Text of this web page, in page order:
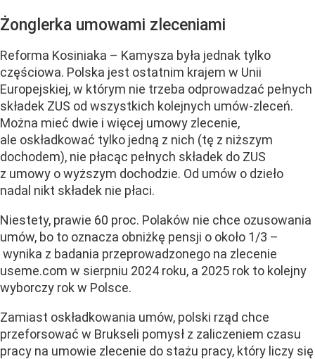
Żonglerka umowami zleceniami
Reforma Kosiniaka – Kamysza była jednak tylko
częściowa. Polska jest ostatnim krajem w Unii
Europejskiej, w którym nie trzeba odprowadzać pełnych
składek ZUS od wszystkich kolejnych umów-zleceń.
Można mieć dwie i więcej umowy zlecenie,
ale oskładkować tylko jedną z nich (tę z niższym
dochodem), nie płacąc pełnych składek do ZUS
z umowy o wyższym dochodzie. Od umów o dzieło
nadal nikt składek nie płaci.
Niestety, prawie 60 proc. Polaków nie chce ozusowania
umów, bo to oznacza obniżkę pensji o około 1/3 –
wynika z badania przeprowadzonego na zlecenie
useme.com w sierpniu 2024 roku, a 2025 rok to kolejny
wyborczy rok w Polsce.
Zamiast oskładkowania umów, polski rząd chce
przeforsować w Brukseli pomysł z zaliczeniem czasu
pracy na umowie zlecenie do stażu pracy, który liczy się